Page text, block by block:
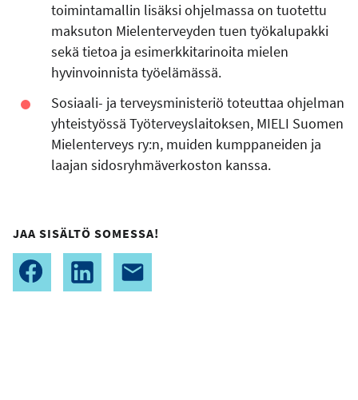
toimintamallin lisäksi ohjelmassa on tuotettu
maksuton Mielenterveyden tuen työkalupakki
sekä tietoa ja esimerkkitarinoita mielen
hyvinvoinnista työelämässä.
Sosiaali- ja terveysministeriö toteuttaa ohjelman
yhteistyössä Työterveyslaitoksen, MIELI Suomen
Mielenterveys ry:n, muiden kumppaneiden ja
laajan sidosryhmäverkoston kanssa.
JAA SISÄLTÖ SOMESSA!